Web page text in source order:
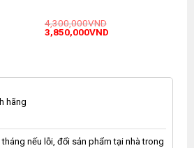
4,300,000VND
Original
price
3,850,000VNDCurrent
hãng
nếu lỗi, đổi sản phẩm tại nhà trong